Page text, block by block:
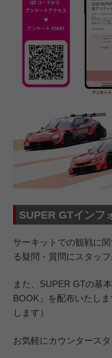
SUPER GTインフ
サーキットでの観戦に
る疑問・質問にスタッフ
また、SUPER GTの基
BOOK」を配布いたし
します）
お気軽にカウンタース